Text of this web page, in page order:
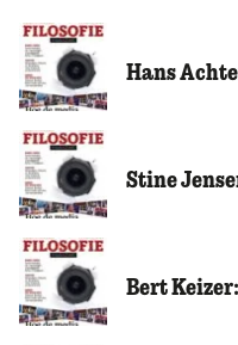
Hans
Stine
Bert